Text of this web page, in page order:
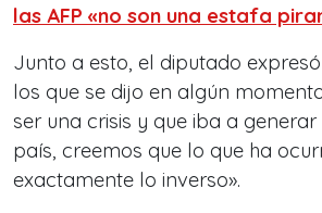
las AFP «no son una estafa
Junto a esto, el diputado
los que se dijo en algún
ser una crisis y que iba a
país, creemos que lo que ha
exactamente lo inverso».